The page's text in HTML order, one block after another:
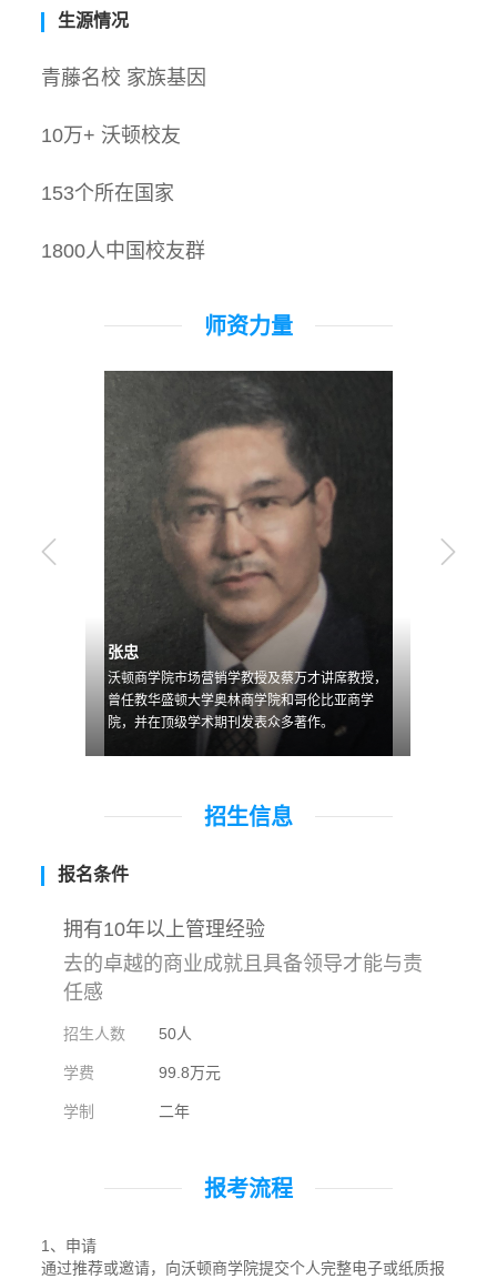
生源情况
青藤名校 家族基因
10万+ 沃顿校友
153个所在国家
1800人中国校友群
师资力量
张忠
沃顿商学院市场营销学教授及蔡万才讲席教授，
曾任教华盛顿大学奥林商学院和哥伦比亚商学
院，并在顶级学术期刊发表众多著作。
招生信息
报名条件
拥有10年以上管理经验
去的卓越的商业成就且具备领导才能与责
任感
招生人数 50人
学费 99.8万元
学制 二年
报考流程
1、申请
通过推荐或邀请，向沃顿商学院提交个人完整电子或纸质报